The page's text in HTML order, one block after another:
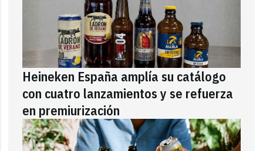
Heineken España amplía su catálogo
con cuatro lanzamientos y se refuerza
en premiurización